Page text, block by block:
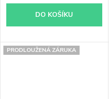
DO KOŠÍKU
PRODLOUŽENÁ ZÁRUKA